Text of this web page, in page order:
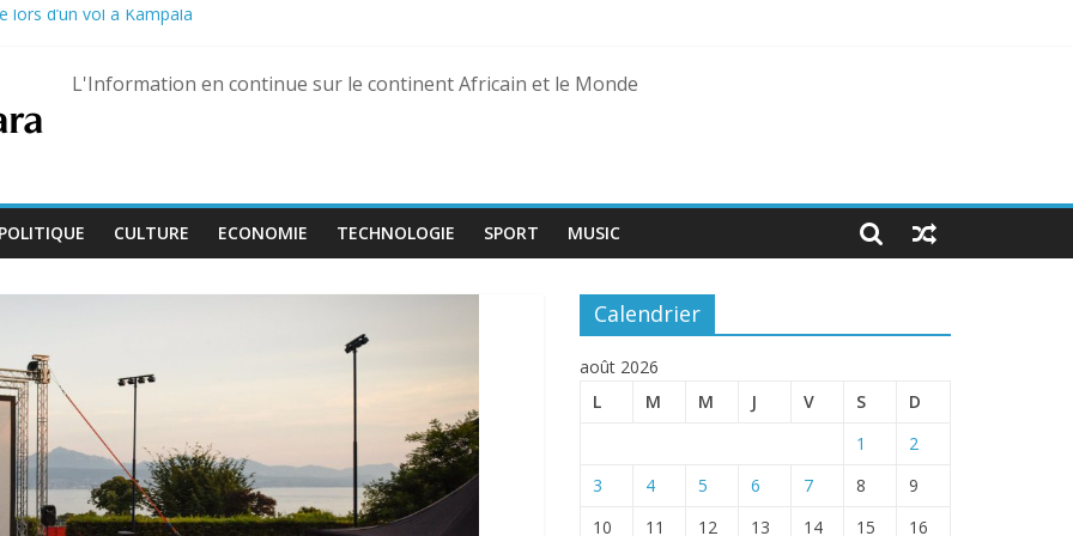
d’un vol à Kampala
des FSR retrouvé à Dubaï
Fily Sissoko – dix ans de réclusion confirmés
avec l’arrivée de quatre magistrats, dont un juge aguerri de Gagal
L'Information en continue sur le continent Africain et le Monde
POLITIQUE CULTURE ECONOMIE TECHNOLOGIE SPORT MUSIC
Calendrier
août 2026
L
M M J V S D
1
2
3
4 5 6 7 8
9
10
11 12 13 14 15
16